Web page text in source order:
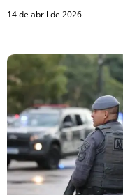
14 de abril de 2026